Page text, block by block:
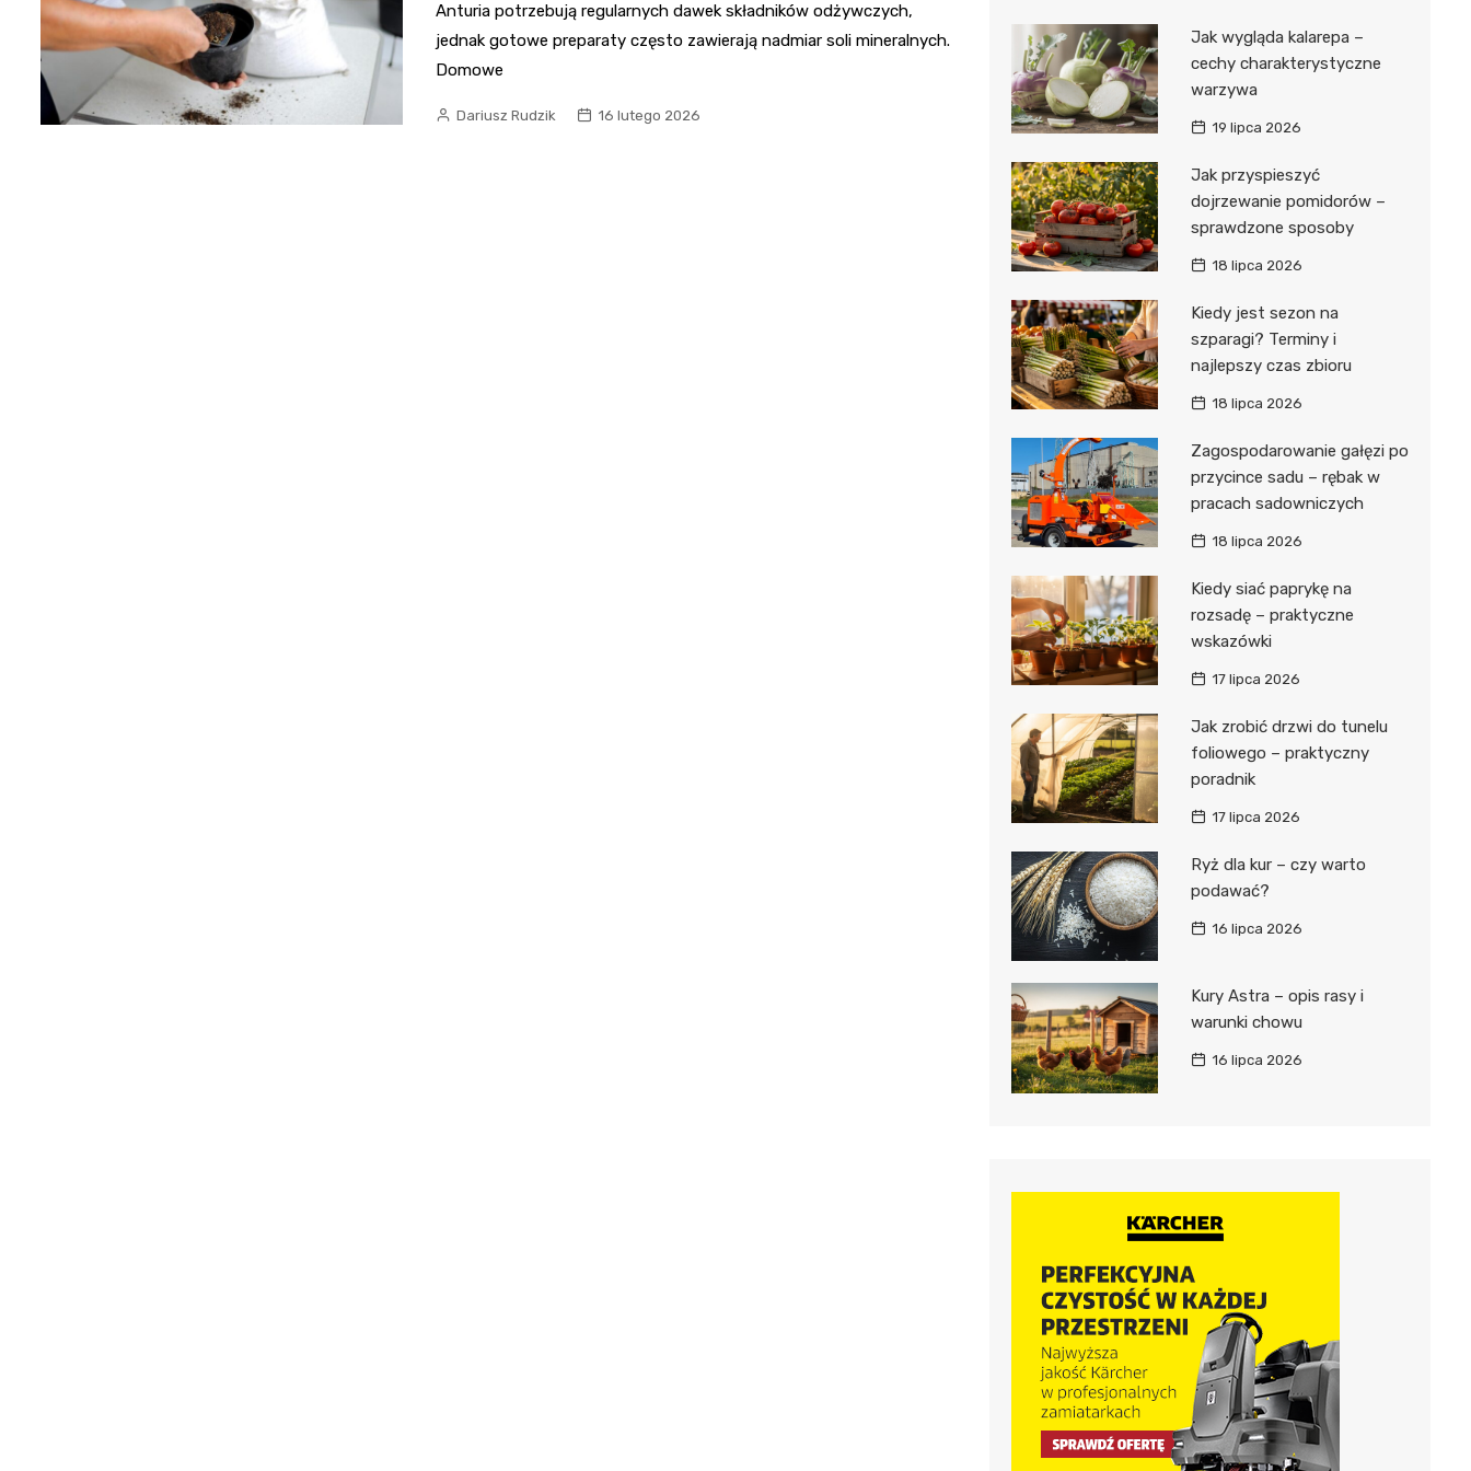
Anturia potrzebują regularnych dawek składników odżywczych,
jednak gotowe preparaty często zawierają nadmiar soli mineralnych.
Domowe
Dariusz Rudzik 16 lutego 2026
Jak wygląda kalarepa –
cechy charakterystyczne
warzywa
19 lipca 2026
Jak przyspieszyć
dojrzewanie pomidorów –
sprawdzone sposoby
18 lipca 2026
Kiedy jest sezon na
szparagi? Terminy i
najlepszy czas zbioru
18 lipca 2026
Zagospodarowanie gałęzi po
przycince sadu – rębak w
pracach sadowniczych
18 lipca 2026
Kiedy siać paprykę na
rozsadę – praktyczne
wskazówki
17 lipca 2026
Jak zrobić drzwi do tunelu
foliowego – praktyczny
poradnik
17 lipca 2026
Ryż dla kur – czy warto
podawać?
16 lipca 2026
Kury Astra – opis rasy i
warunki chowu
16 lipca 2026